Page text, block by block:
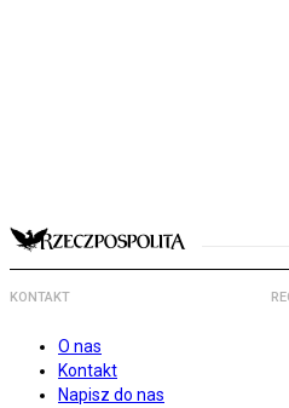
KONTAKT
O nas
Kontakt
Napisz do nas